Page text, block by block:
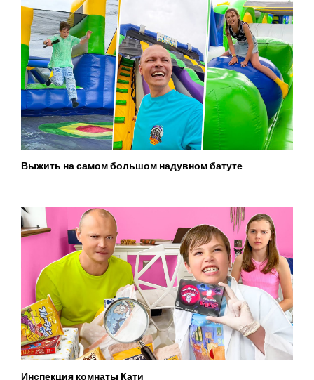
Выжить на самом большом надувном батуте
Инспекция комнаты Кати